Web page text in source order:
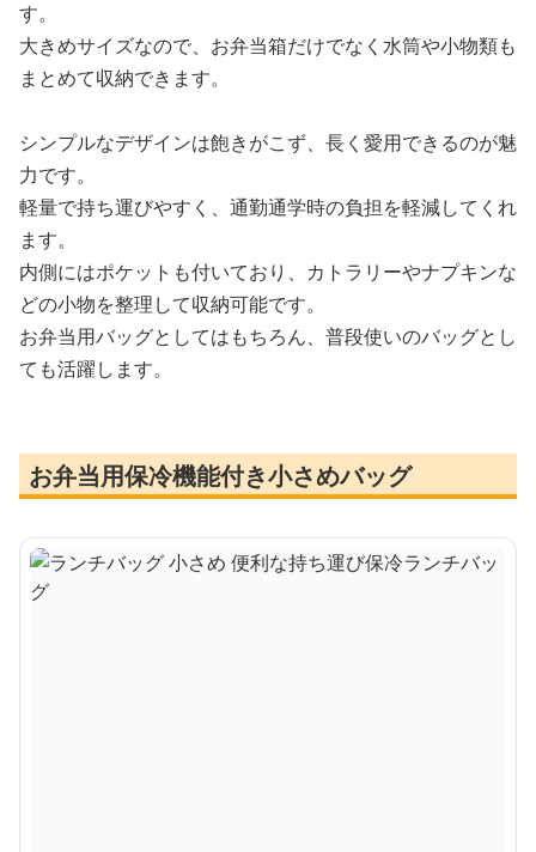
す。
大きめサイズなので、お弁当箱だけでなく水筒や小物類も
まとめて収納できます。
シンプルなデザインは飽きがこず、長く愛用できるのが魅
力です。
軽量で持ち運びやすく、通勤通学時の負担を軽減してくれ
ます。
内側にはポケットも付いており、カトラリーやナプキンな
どの小物を整理して収納可能です。
お弁当用バッグとしてはもちろん、普段使いのバッグとし
ても活躍します。
お弁当用保冷機能付き小さめバッグ